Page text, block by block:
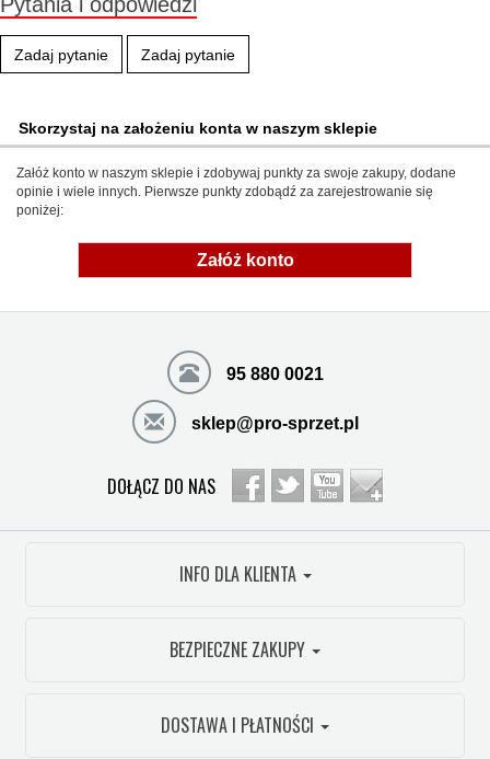
Zadaj pytanie Zadaj pytanie
Skorzystaj na założeniu konta w naszym sklepie
Załóż konto w naszym sklepie i zdobywaj punkty za swoje zakupy, dodane
opinie i wiele innych. Pierwsze punkty zdobądź za zarejestrowanie się
poniżej:
Załóż konto
95 880 0021
sklep@pro-sprzet.pl
DOŁĄCZ DO NAS
INFO DLA KLIENTA
BEZPIECZNE ZAKUPY
DOSTAWA I PŁATNOŚCI